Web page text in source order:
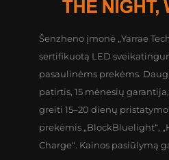
Šenzheno įmonė „Yarrae
sertifikuotą LED
pasaulinėms prekėms.
patirtis, 15 mėnesių
greiti 15–20 dienų
prekėmis „BlockBluelight“,
Charge“. Kainos pasiūlymą